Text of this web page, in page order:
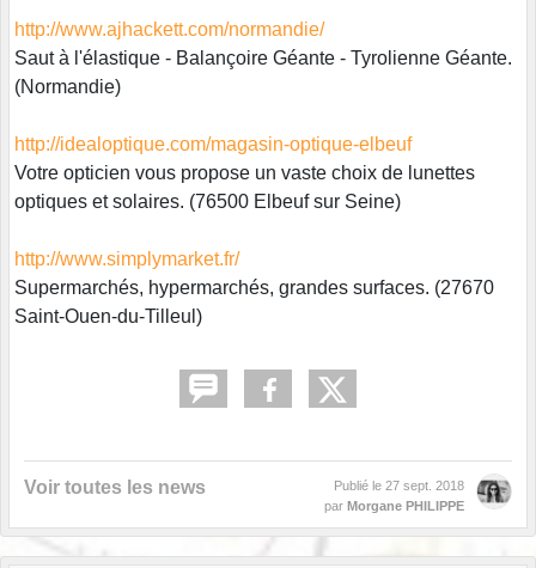
http://www.ajhackett.com/normandie/
Saut à l'élastique - Balançoire Géante - Tyrolienne Géante.
(Normandie)
http://idealoptique.com/magasin-optique-elbeuf
Votre opticien vous propose un vaste choix de lunettes
optiques et solaires. (76500 Elbeuf sur Seine)
http://www.simplymarket.fr/
Supermarchés, hypermarchés, grandes surfaces. (27670
Saint-Ouen-du-Tilleul)
Voir toutes les news Publié le 27 sept. 2018
par Morgane PHILIPPE